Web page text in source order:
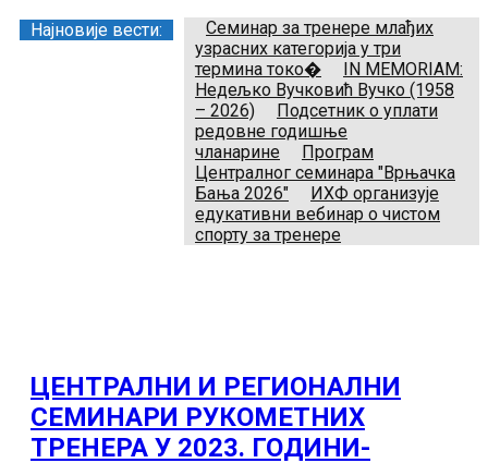
Најновије вести:
Семинар за тренере млађих
узрасних категорија у три
термина токо�
IN MEMORIAM:
Недељко Вучковић Вучко (1958
– 2026)
Подсетник о уплати
редовне годишње
чланарине
Програм
Централног семинара "Врњачка
Бања 2026"
ИХФ организује
едукативни вебинар о чистом
спорту за тренере
ЦЕНТРАЛНИ И РЕГИОНАЛНИ
СЕМИНАРИ РУКОМЕТНИХ
ТРЕНЕРА У 2023. ГОДИНИ-